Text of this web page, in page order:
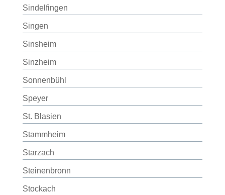
Sindelfingen
Singen
Sinsheim
Sinzheim
Sonnenbühl
Speyer
St. Blasien
Stammheim
Starzach
Steinenbronn
Stockach